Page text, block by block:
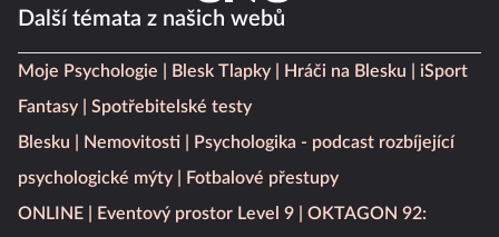
Další témata z našich webů
Moje Psychologie Blesk Tlapky Hráči na Blesku
iSport
Fantasy
Spotřebitelské testy
Blesku
Nemovitosti
Psychologika - podcast rozbíjející
psychologické mýty
Fotbalové přestupy
ONLINE
Eventový prostor Level 9
OKTAGON 92: